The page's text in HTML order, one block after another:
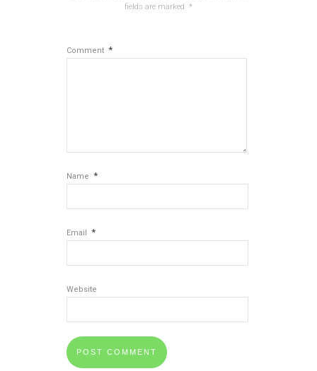
fields are marked *
Comment *
Name *
Email *
Website